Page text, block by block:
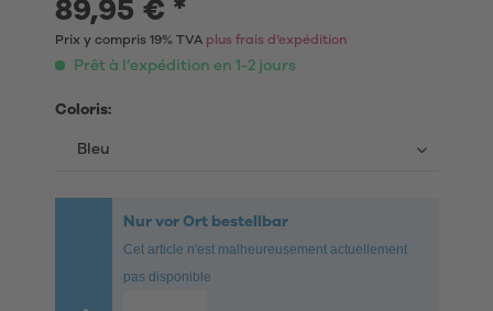
89,95 € *
Prix y compris 19% TVA plus frais d’expédition
Prêt à l’expédition en 1-2 jours
Coloris:
Nur vor Ort bestellbar
Cet article n'est malheureusement actuellement
pas disponible